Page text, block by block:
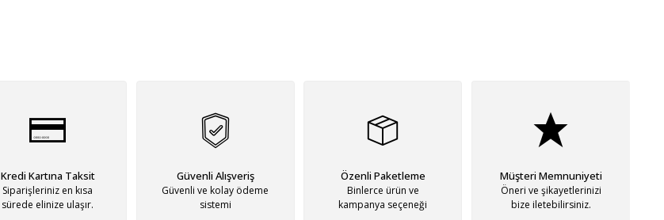
Kredi Kartına Taksit
Siparişleriniz en kısa
sürede elinize ulaşır.
Güvenli Alışveriş
Güvenli ve kolay ödeme
sistemi
Özenli Paketleme
Binlerce ürün ve
kampanya seçeneği
Müşteri Memnuniyeti
Öneri ve şikayetlerinizi
bize iletebilirsiniz.